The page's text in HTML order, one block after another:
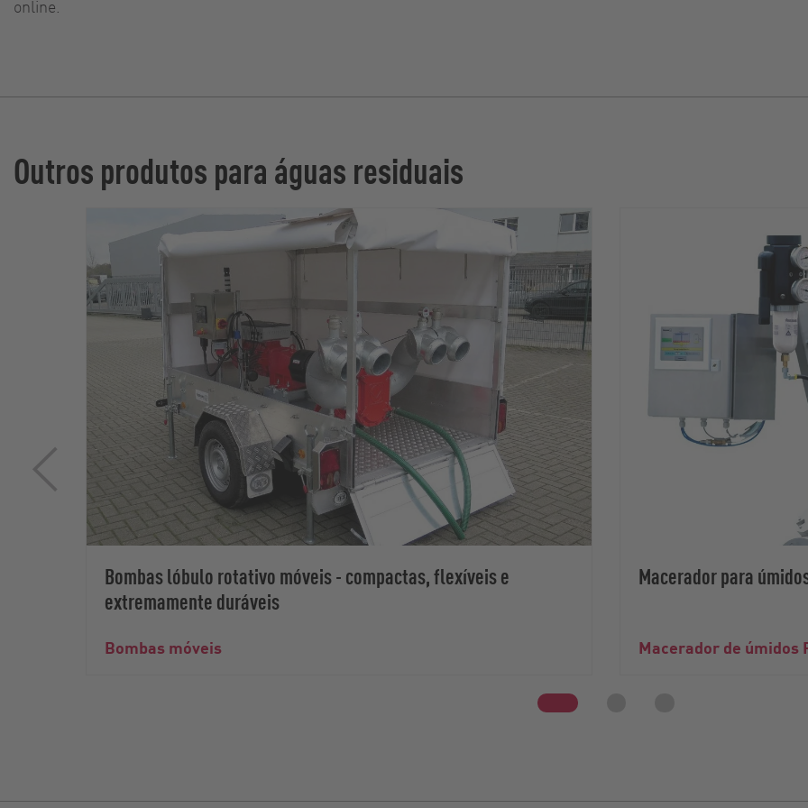
online.
Outros produtos para águas residuais
Bombas lóbulo rotativo móveis - compactas, flexíveis e
extremamente duráveis
Bombas móveis
Macerador para
Macerador de úmidos